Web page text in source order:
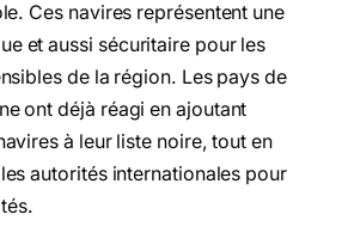
Ces navires représentent une
et aussi sécuritaire pour les
de la région. Les pays de
ont déjà réagi en ajoutant
à leur liste noire, tout en
autorités internationales pour